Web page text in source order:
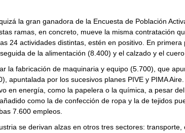
la gran ganadora de la Encuesta de Población
ramas, en concreto, mueve la misma contratación
24 actividades distintas, estén en positivo. En
de la alimentación (8.400) y el calzado y el cuero
la fabricación de maquinaria y equipo (5.700), que
apuntalada por los sucesivos planes PIVE y PIMA
en energía, como la papelera o la química, a pesar
como la de confección de ropa y la de tejidos
7.600 empleos.
se derivan alzas en otros tres sectores: